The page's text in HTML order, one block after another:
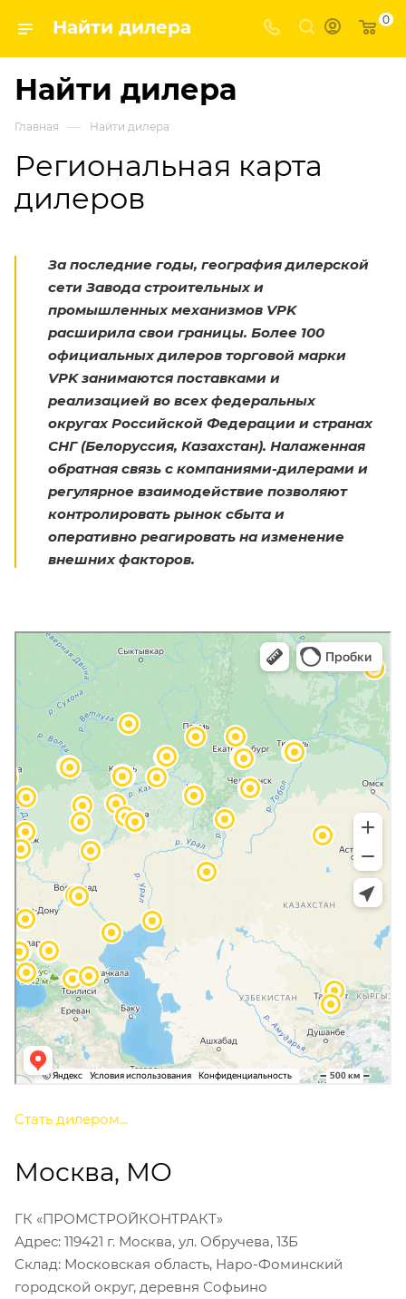
Найти дилера 0
Найти дилера
Главная — Найти дилера
Региональная карта
дилеров
За последние годы, география дилерской
сети Завода строительных и
промышленных механизмов VPK
расширила свои границы. Более 100
официальных дилеров торговой марки
VPK занимаются поставками и
реализацией во всех федеральных
округах Российской Федерации и странах
СНГ (Белоруссия, Казахстан). Налаженная
обратная связь с компаниями-дилерами и
регулярное взаимодействие позволяют
контролировать рынок сбыта и
оперативно реагировать на изменение
внешних факторов.
Яндекс.Карты
Яндекс.Карты — транспорт, навигация, поиск мест
Стать дилером...
Москва, МО
ГК «ПРОМСТРОЙКОНТРАКТ»
Адрес: 119421 г. Москва, ул. Обручева, 13Б
Склад: Московская область, Наро-Фоминский
городской округ, деревня Софьино